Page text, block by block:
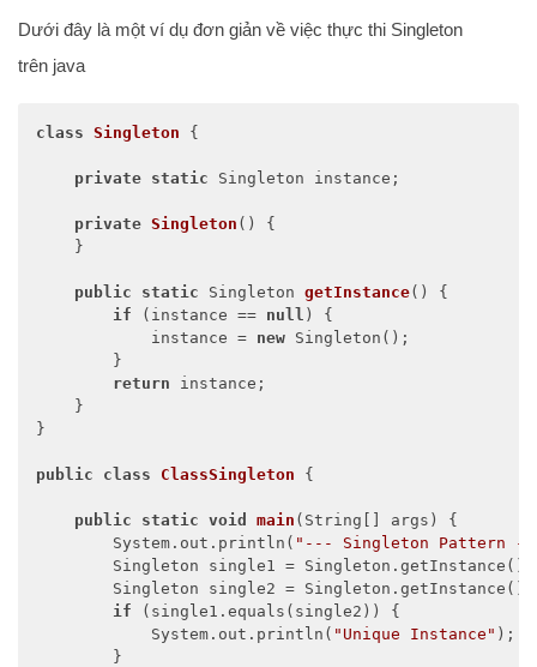
Dưới đây là một ví dụ đơn giản về việc thực thi Singleton
trên java
class Singleton {
private static Singleton instance;
private Singleton ()
{
    }
public static Singleton getInstance()
{
if (instance == null ) {
            instance =
new Singleton();
        }
return instance;
    }
}
public class ClassSingleton {
public static void main (String[] args)
{
        System.out.println(
"--- Singleton Pattern
        Singleton single1 = Singleton.getInstance();
        Singleton single2 = Singleton.getInstance();
if (single1.equals(single2)) {
            System.out.println(
"Unique Instance" );
        }